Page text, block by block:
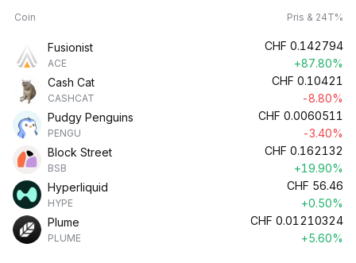
Coin Pris & 24T%
Fusionist
ACE
CHF 0.142794
+87.80%
Cash Cat
CASHCAT
CHF 0.10421
-8.80%
Pudgy Penguins
PENGU
CHF 0.0060511
-3.40%
Block Street
BSB
CHF 0.162132
+19.90%
Hyperliquid
HYPE
CHF 56.46
+0.50%
Plume
PLUME
CHF 0.01210324
+5.60%